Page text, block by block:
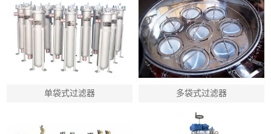
单袋式过滤器 多袋式过滤器